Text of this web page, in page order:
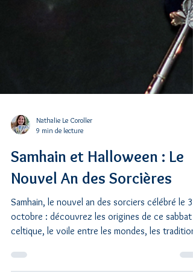
9 min de lecture
Samhain et Halloween : Le
Nouvel An des Sorcières
Samhain, le nouvel an des sorciers célébré le 31
octobre : découvrez les origines de ce sabbat
celtique, le voile entre les mondes, les